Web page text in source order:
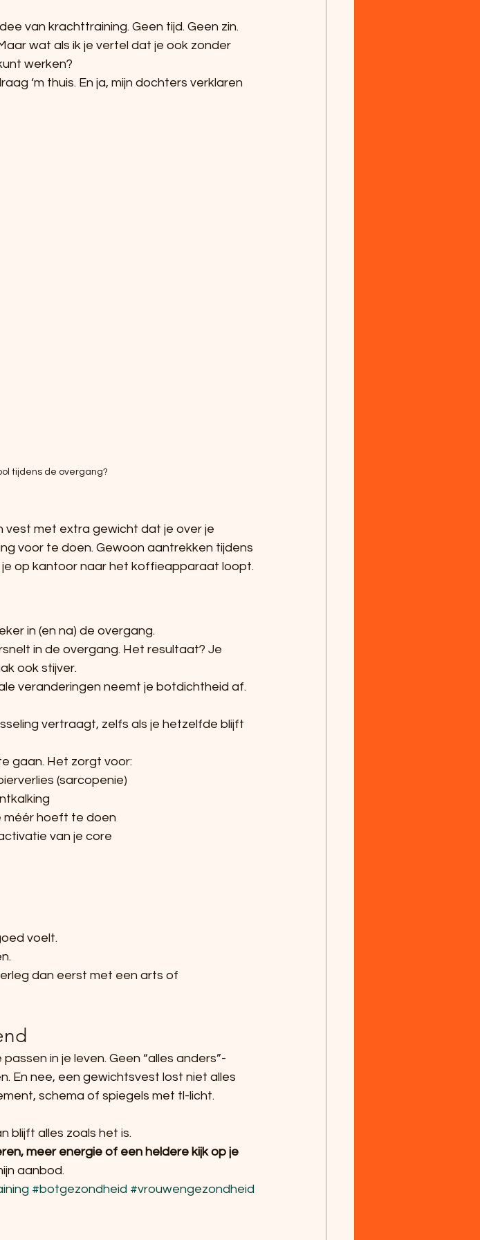
van krachttraining. Geen tijd. Geen zin.
wat als ik je vertel dat je ook zonder
werken?
‘m thuis. En ja, mijn dochters verklaren
tijdens de overgang?
vest met extra gewicht dat je over je
voor te doen. Gewoon aantrekken tijdens
je op kantoor naar het koffieapparaat loopt.
in (en na) de overgang.
in de overgang. Het resultaat? Je
ook stijver.
veranderingen neemt je botdichtheid af.
vertraagt, zelfs als je hetzelfde blijft
gaan. Het zorgt voor:
(sarcopenie)
méér hoeft te doen
van je core
voelt.
dan eerst met een arts of
in je leven. Geen “alles anders”-
En nee, een gewichtsvest lost niet alles
schema of spiegels met tl-licht.
blijft alles zoals het is.
meer energie of een heldere kijk op je
aanbod.
#botgezondheid #vrouwengezondheid